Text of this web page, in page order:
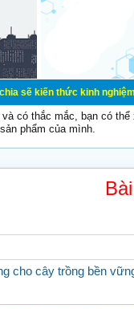
kinh nghiệm trong
và có thắc mắc, bạn có
phẩm của mình.
cho cây trồng bền